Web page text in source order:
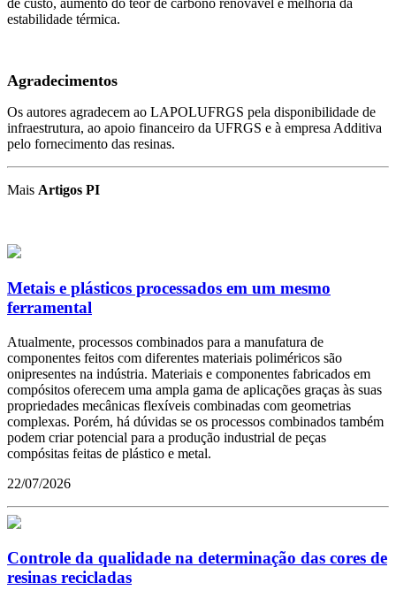
de custo, aumento do teor de carbono renovável e melhoria da
estabilidade térmica.
Agradecimentos
Os autores agradecem ao LAPOLUFRGS pela disponibilidade de
infraestrutura, ao apoio financeiro da UFRGS e à empresa Additiva
pelo fornecimento das resinas.
Mais Artigos PI
Metais e plásticos processados em um mesmo
ferramental
Atualmente, processos combinados para a manufatura de
componentes feitos com diferentes materiais poliméricos são
onipresentes na indústria. Materiais e componentes fabricados em
compósitos oferecem uma ampla gama de aplicações graças às suas
propriedades mecânicas flexíveis combinadas com geometrias
complexas. Porém, há dúvidas se os processos combinados também
podem criar potencial para a produção industrial de peças
compósitas feitas de plástico e metal.
22/07/2026
Controle da qualidade na determinação das cores de
resinas recicladas